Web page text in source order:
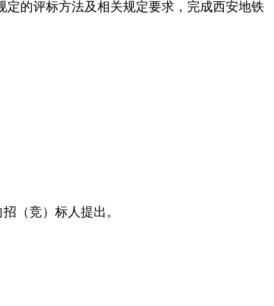
定的评标方法及相关规定要求，完成西安地铁
（竞）标人提出。